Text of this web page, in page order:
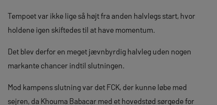
Tempoet var ikke lige så højt fra anden halvlegs start, hvor
holdene igen skiftedes til at have momentum.
Det blev derfor en meget jævnbyrdig halvleg uden nogen
markante chancer indtil slutningen.
Mod kampens slutning var det FCK, der kunne løbe med
sejren, da Khouma Babacar med et hovedstød sørgede for